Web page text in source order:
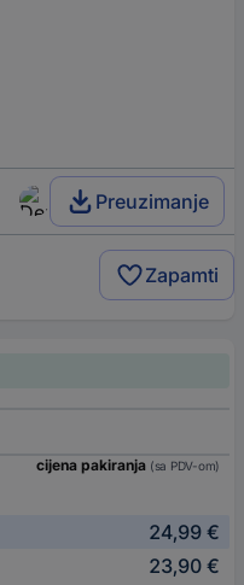
Preuzimanje
Zapamti
cijena pakiranja (sa PDV-om)
24,99 €
23,90 €